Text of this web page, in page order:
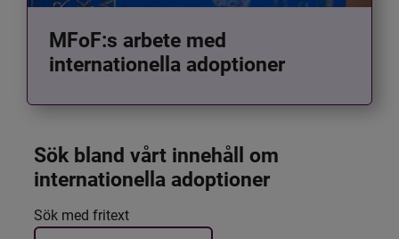
MFoF:s arbete med
internationella adoptioner
Sök bland vårt innehåll om
internationella adoptioner
Filtrera resultatet
Det här formuläret postas automatiskt
Sök med fritext